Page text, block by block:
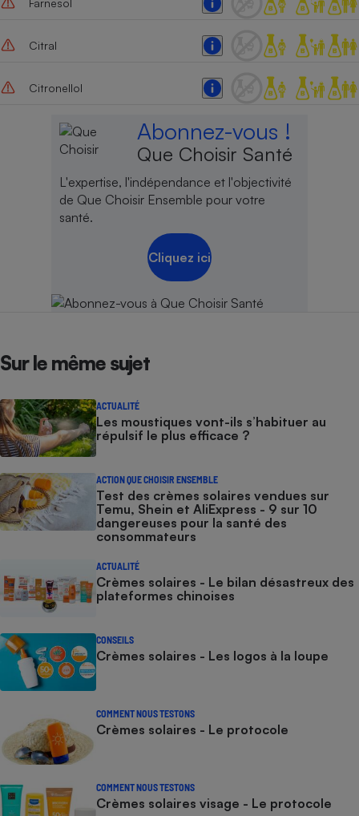
Farnesol
Citral
Citronellol
Abonnez-vous !
Que Choisir Santé
L'expertise, l'indépendance et l'objectivité
de Que Choisir Ensemble pour votre
santé.
Cliquez ici
Sur le même sujet
ACTUALITÉ
Les moustiques vont-ils s’habituer au
répulsif le plus efficace ?
ACTION QUE CHOISIR ENSEMBLE
Test des crèmes solaires vendues sur
Temu, Shein et AliExpress - 9 sur 10
dangereuses pour la santé des
consommateurs
ACTUALITÉ
Crèmes solaires - Le bilan désastreux des
plateformes chinoises
CONSEILS
Crèmes solaires - Les logos à la loupe
COMMENT NOUS TESTONS
Crèmes solaires - Le protocole
COMMENT NOUS TESTONS
Crèmes solaires visage - Le protocole